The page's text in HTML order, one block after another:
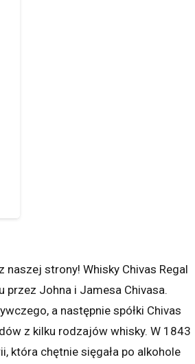
strony! Whisky Chivas Regal
przez Johna i Jamesa Chivasa.
a następnie spółki Chivas
z kilku rodzajów whisky. W 1843
która chętnie sięgała po alkohole